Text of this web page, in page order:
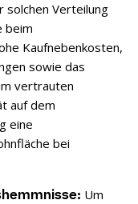
solchen Verteilung
beim
Kaufnebenkosten,
sowie das
vertrauten
auf dem
eine
bei
Um